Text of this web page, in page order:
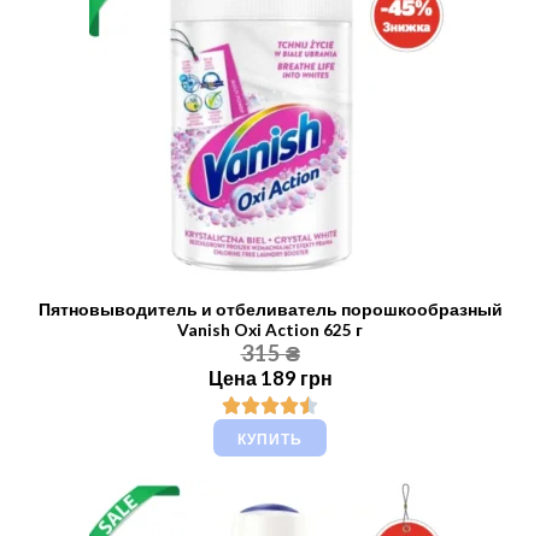
Пятновыводитель и отбеливатель порошкообразный
Vanish Oxi Action 625 г
315 ₴
Цена 189 грн
КУПИТЬ